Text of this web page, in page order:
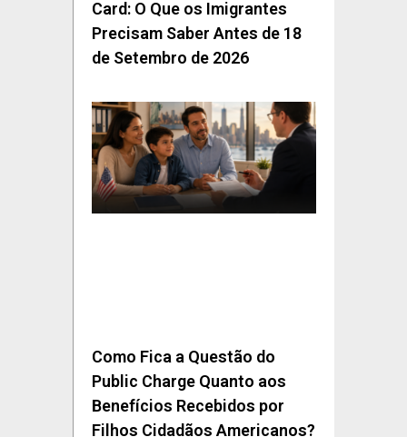
Card: O Que os Imigrantes
Precisam Saber Antes de 18
de Setembro de 2026
Como Fica a Questão do
Public Charge Quanto aos
Benefícios Recebidos por
Filhos Cidadãos Americanos?